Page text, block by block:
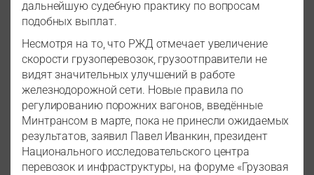
дальнейшую судебную практику по вопросам
подобных выплат.
Несмотря на то, что РЖД отмечает увеличение
скорости грузоперевозок, грузоотправители не
видят значительных улучшений в работе
железнодорожной сети. Новые правила по
регулированию порожних вагонов, введённые
Минтрансом в марте, пока не принесли ожидаемых
результатов, заявил Павел Иванкин, президент
Национального исследовательского центра
перевозок и инфраструктуры, на форуме «Грузовая